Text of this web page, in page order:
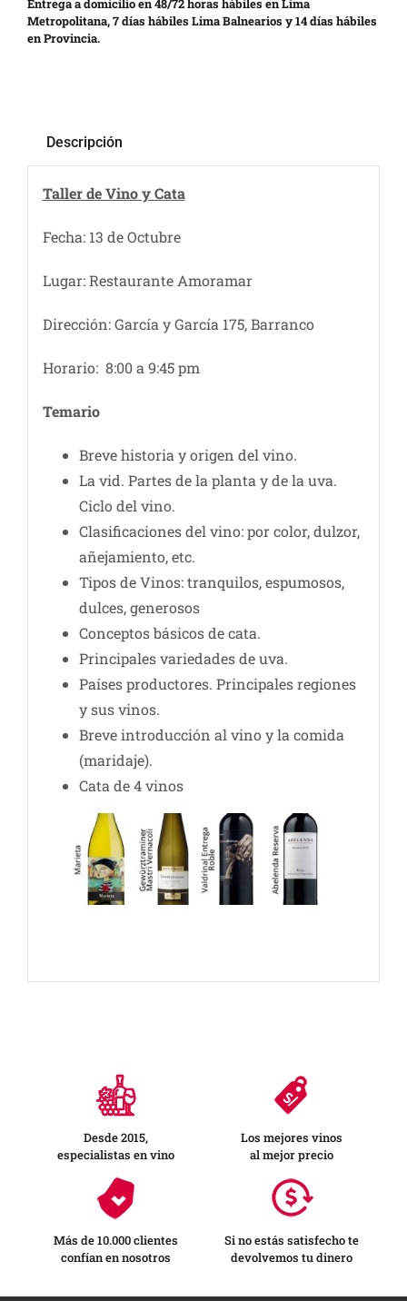
Entrega a domicilio en 48/72 horas hábiles en Lima
Metropolitana, 7 días hábiles Lima Balnearios y 14 días hábiles
en Provincia.
Descripción
Taller de Vino y Cata
Fecha: 13 de Octubre
Lugar: Restaurante Amoramar
Dirección: García y García 175, Barranco
Horario: 8:00 a 9:45 pm
Temario
Breve historia y origen del vino.
La vid. Partes de la planta y de la uva.
Ciclo del vino.
Clasificaciones del vino: por color, dulzor,
añejamiento, etc.
Tipos de Vinos: tranquilos, espumosos,
dulces, generosos
Conceptos básicos de cata.
Principales variedades de uva.
Países productores. Principales regiones
y sus vinos.
Breve introducción al vino y la comida
(maridaje).
Cata de 4 vinos
Desde 2015,
especialistas en vino
Los mejores vinos
al mejor precio
Más de 10.000 clientes
confían en nosotros
Si no estás satisfecho te
devolvemos tu dinero